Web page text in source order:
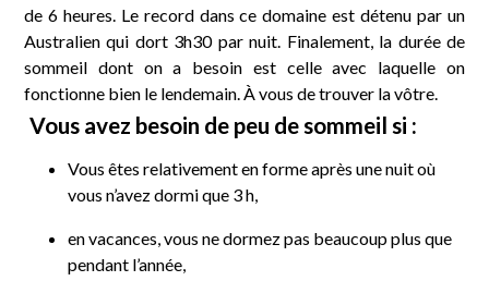
de 6 heures. Le record dans ce domaine est détenu par un
Australien qui dort 3h30 par nuit. Finalement, la durée de
sommeil dont on a besoin est celle avec laquelle on
fonctionne bien le lendemain. À vous de trouver la vôtre.
Vous avez besoin de peu de sommeil si :
Vous êtes relativement en forme après une nuit où
vous n’avez dormi que 3 h,
en vacances, vous ne dormez pas beaucoup plus que
pendant l’année,